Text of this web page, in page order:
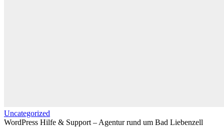
Uncategorized
WordPress Hilfe & Support – Agentur rund um Bad Liebenzell